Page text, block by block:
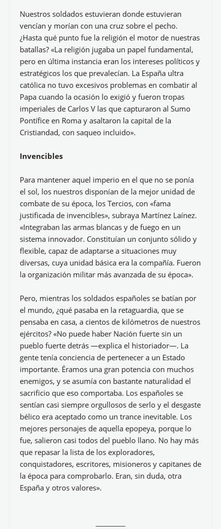
Nuestros soldados estuvieran donde estuvieran
vencían y morían con una cruz sobre el pecho.
¿Hasta qué punto fue la religión el motor de nuestras
batallas? «La religión jugaba un papel fundamental,
pero en última instancia eran los intereses políticos y
estratégicos los que prevalecían. La España ultra
católica no tuvo excesivos problemas en combatir al
Papa cuando la ocasión lo exigió y fueron tropas
imperiales de Carlos V las que capturaron al Sumo
Pontífice en Roma y asaltaron la capital de la
Cristiandad, con saqueo incluido».
Invencibles
Para mantener aquel imperio en el que no se ponía
el sol, los nuestros disponían de la mejor unidad de
combate de su época, los Tercios, con «fama
justificada de invencibles», subraya Martínez Laínez.
«Integraban las armas blancas y de fuego en un
sistema innovador. Constituían un conjunto sólido y
flexible, capaz de adaptarse a situaciones muy
diversas, cuya unidad básica era la compañía. Fueron
la organización militar más avanzada de su época».
Pero, mientras los soldados españoles se batían por
el mundo, ¿qué pasaba en la retaguardia, que se
pensaba en casa, a cientos de kilómetros de nuestros
ejércitos? «No puede haber Nación fuerte sin un
pueblo fuerte detrás —explica el historiador—. La
gente tenía conciencia de pertenecer a un Estado
importante. Éramos una gran potencia con muchos
enemigos, y se asumía con bastante naturalidad el
sacrificio que eso comportaba. Los españoles se
sentían casi siempre orgullosos de serlo y el desgaste
bélico era aceptado como un trance inevitable. Los
mejores personajes de aquella epopeya, porque lo
fue, salieron casi todos del pueblo llano. No hay más
que repasar la lista de los exploradores,
conquistadores, escritores, misioneros y capitanes de
la época para comprobarlo. Eran, sin duda, otra
España y otros valores».